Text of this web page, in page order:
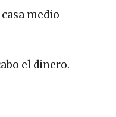
medio
el dinero.